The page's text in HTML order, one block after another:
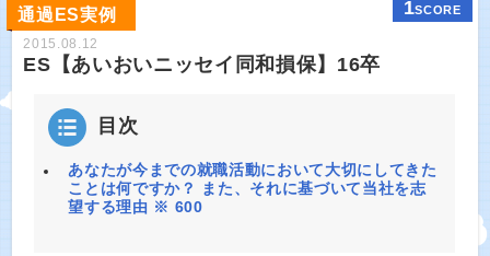
通過ES実例 1SCORE
2015.08.12
ES【あいおいニッセイ同和損保】16卒
目次
あなたが今までの就職活動において大切にしてきた
ことは何ですか？ また、それに基づいて当社を志
望する理由 ※ 600